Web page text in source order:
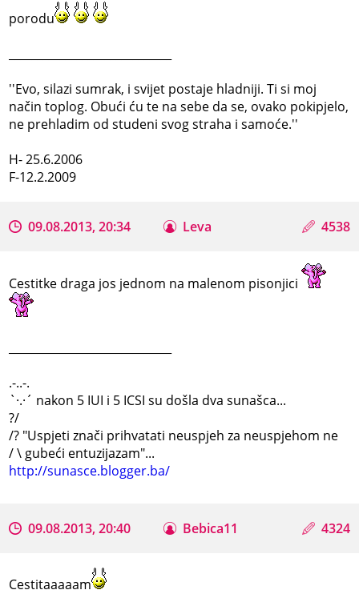
porodu
''Evo, silazi sumrak, i svijet postaje hladniji. Ti si moj
način toplog. Obući ću te na sebe da se, ovako pokipjelo,
ne prehladim od studeni svog straha i samoće.''
H- 25.6.2006
F-12.2.2009
09.08.2013, 20:34 Leva 4538
Cestitke draga jos jednom na malenom pisonjici
.-..-.
`·.·´ nakon 5 IUI i 5 ICSI su došla dva sunašca...
?/
/? "Uspjeti znači prihvatati neuspjeh za neuspjehom ne
/ \ gubeći entuzijazam"...
http://sunasce.blogger.ba/
09.08.2013, 20:40 Bebica11 4324
Cestitaaaaam